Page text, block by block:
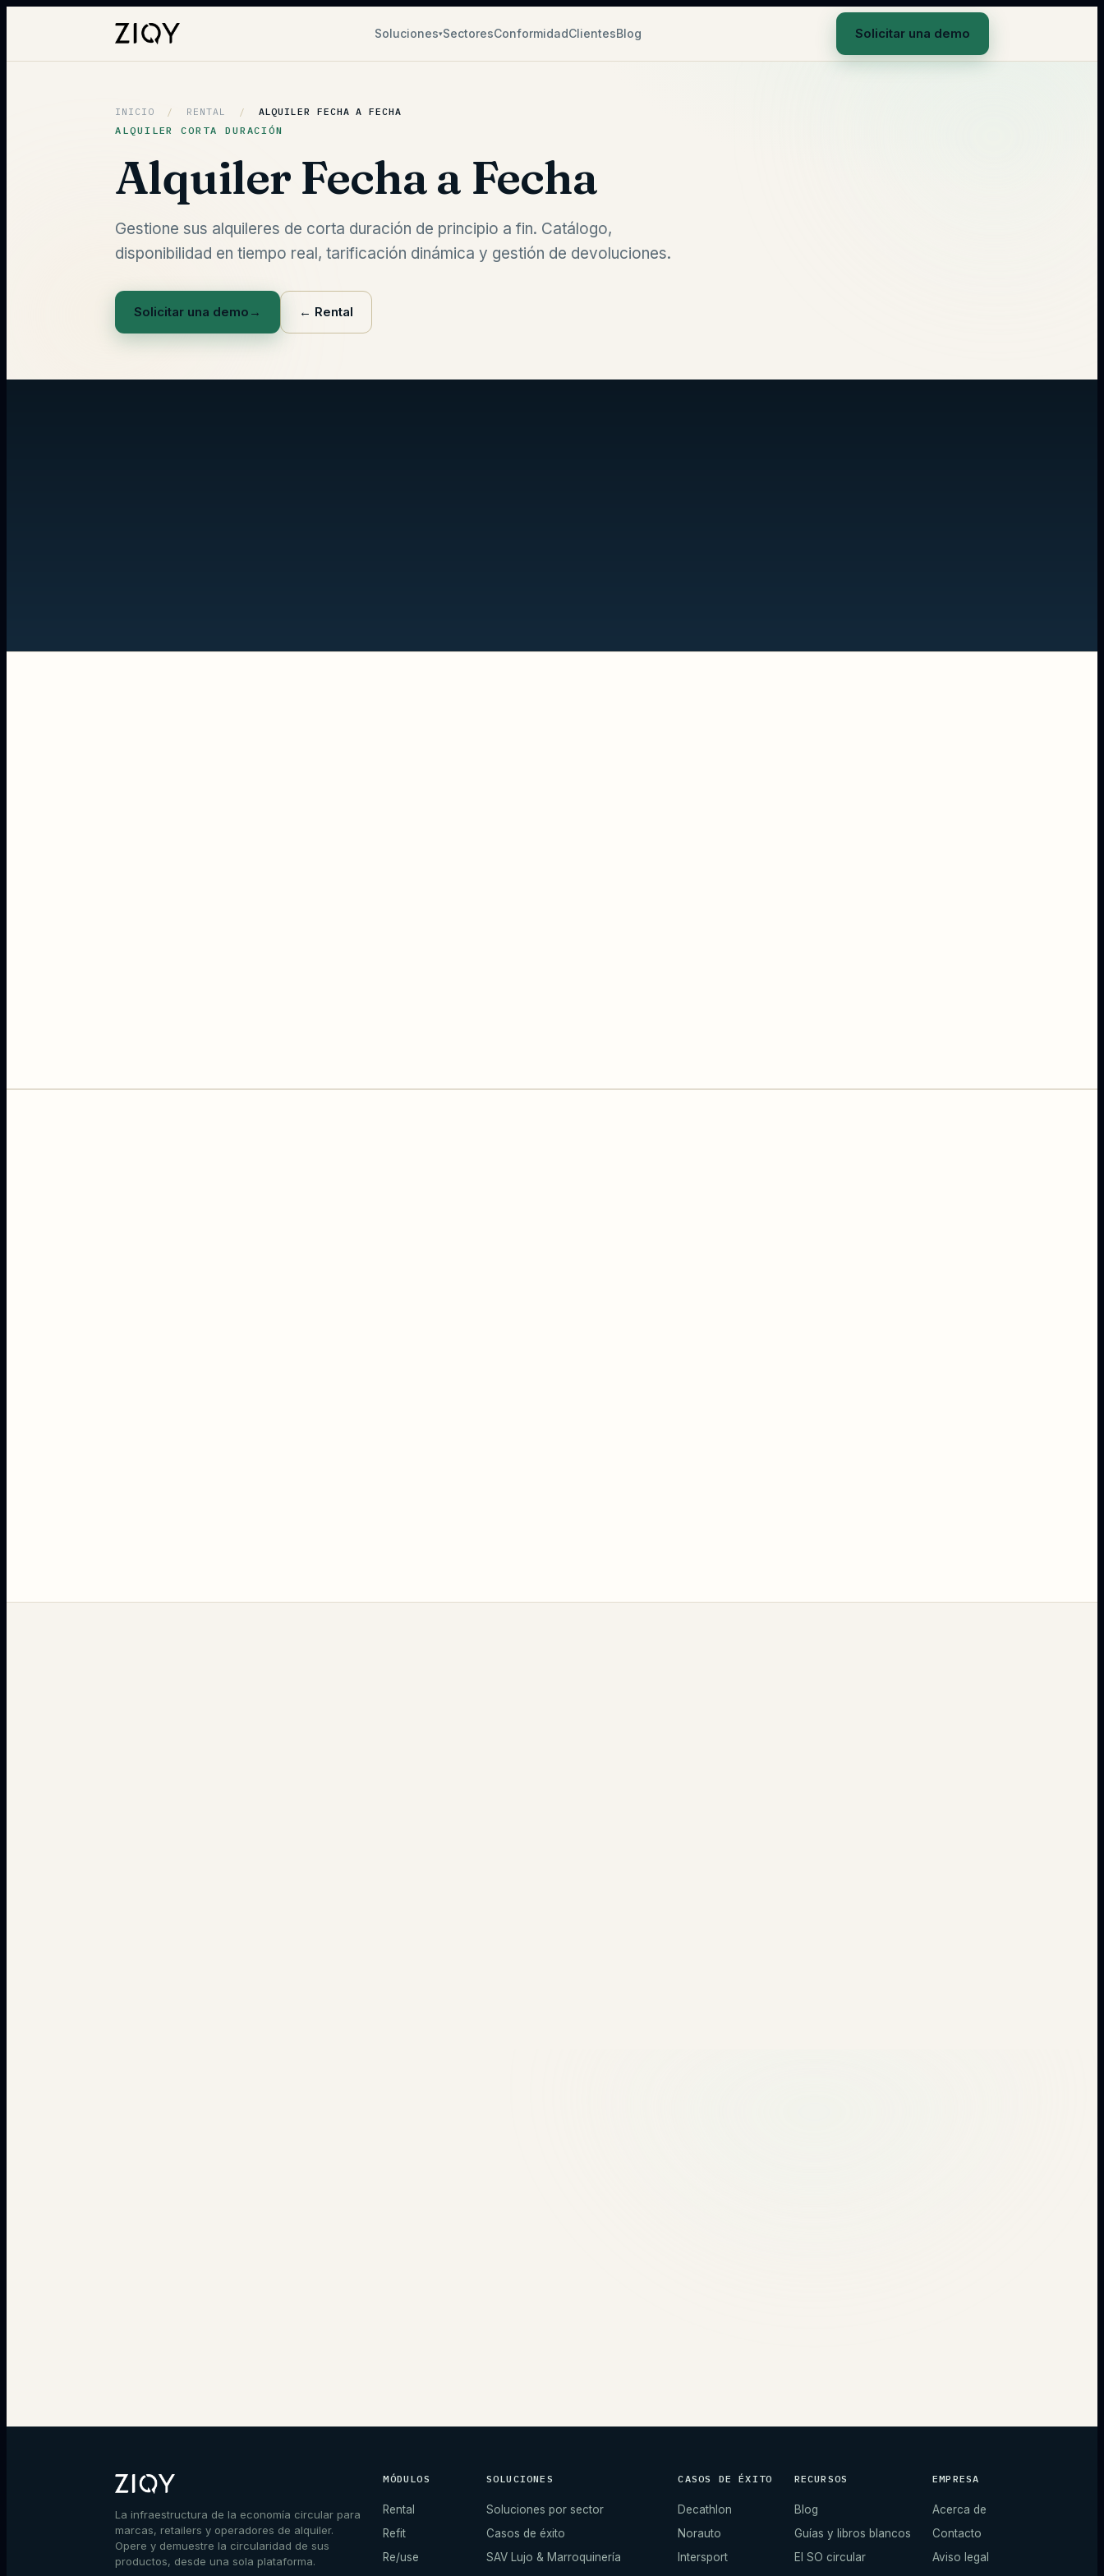
Soluciones▾SectoresConformidadClientesBlog Solicitar una demo
INICIO / RENTAL /
ALQUILER FECHA A FECHA
ALQUILER CORTA DURACIÓN
Alquiler Fecha a Fecha
Gestione sus alquileres de corta duración de principio a fin. Catálogo,
disponibilidad en tiempo real, tarificación dinámica y gestión de devoluciones.
Solicitar una demo → ← Rental
La infraestructura de la economía circular para
marcas, retailers y operadores de alquiler.
Opere y demuestre la circularidad de sus
productos, desde una sola plataforma.
MÓDULOS
Rental
Refit
Re/use
SOLUCIONES
Soluciones por sector
Casos de éxito
SAV Lujo & Marroquinería
CASOS DE ÉXITO
Decathlon
Norauto
Intersport
RECURSOS
Blog
Guías y libros blancos
El SO circular
EMPRESA
Acerca de
Contacto
Aviso legal